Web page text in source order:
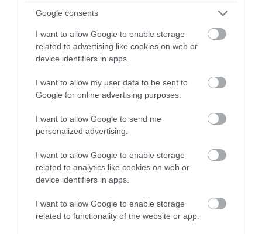
Google consents
I want to allow Google to enable storage
related to advertising like cookies on web or
device identifiers in apps.
I want to allow my user data to be sent to
Google for online advertising purposes.
I want to allow Google to send me
personalized advertising.
I want to allow Google to enable storage
related to analytics like cookies on web or
device identifiers in apps.
I want to allow Google to enable storage
related to functionality of the website or app.
PRONEWS.GR /ΠΑΡΑΣΚΗΝΙΟ
Με την «πλάτη στον τοίχο» ο Τ.Ινφαντίνο
επειδή η Ρωσία έχει δικαίωμα ψήφου
στις εκλογές της FIFA